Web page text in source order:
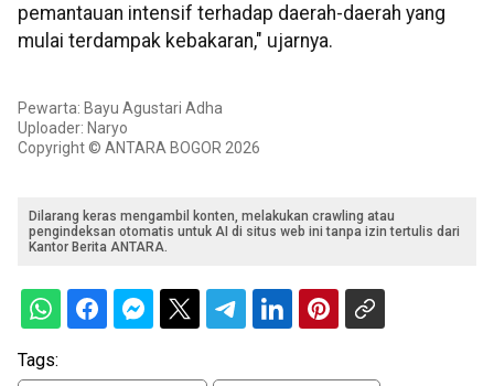
pemantauan intensif terhadap daerah-daerah yang
mulai terdampak kebakaran," ujarnya.
Pewarta: Bayu Agustari Adha
Uploader: Naryo
Copyright © ANTARA BOGOR 2026
Dilarang keras mengambil konten, melakukan crawling atau
pengindeksan otomatis untuk AI di situs web ini tanpa izin tertulis dari
Kantor Berita ANTARA.
Tags: